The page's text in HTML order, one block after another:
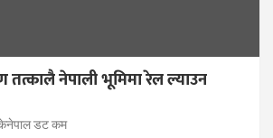
नेपाली भूमिमा रेल ल्याउन
डट कम